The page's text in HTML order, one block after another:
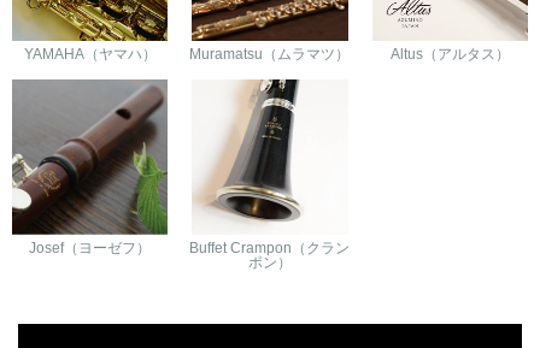
YAMAHA（ヤマハ） Muramatsu（ムラマツ） Altus（アルタス）
Josef（ヨーゼフ）
Buffet Crampon（クラン
ポン）